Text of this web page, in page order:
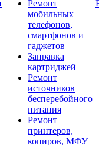
Ремонт
мобильных
телефонов,
смартфонов и
гаджетов
Заправка
картриджей
Ремонт
источников
бесперебойного
питания
Ремонт
принтеров,
копиров, МФУ